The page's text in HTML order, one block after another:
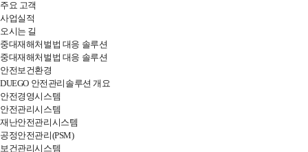
주요 고객
사업실적
오시는 길
중대재해처벌법 대응 솔루션
중대재해처벌법 대응 솔루션
안전보건환경
DUEGO 안전관리솔루션 개요
안전경영시스템
안전관리시스템
재난안전관리시스템
공정안전관리(PSM)
보건관리시스템